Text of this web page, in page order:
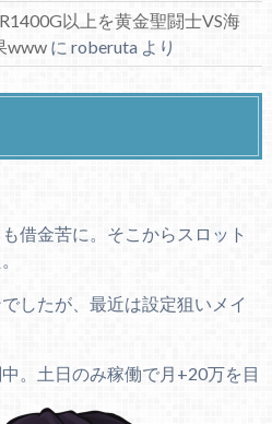
以上を黄金聖闘士VS海
wwwに roberutaより
借金苦に。そこからスロット
したが、最近は設定狙いメイ
。土日のみ稼働で月+20万を目